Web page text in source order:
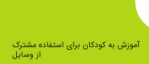
آموزش به کودکان برای استفاده مشترک
از وسایل